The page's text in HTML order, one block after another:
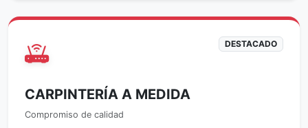
DESTACADO
CARPINTERÍA A MEDIDA
Compromiso de calidad